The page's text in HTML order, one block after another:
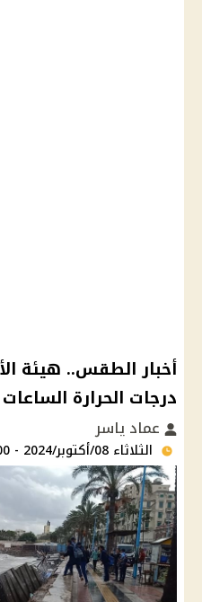
أخبار الطقس.. هيئة
درجات الحرارة
عماد ياسر
الثلاثاء 08/أكتوبر/2024 - 05:00 ص